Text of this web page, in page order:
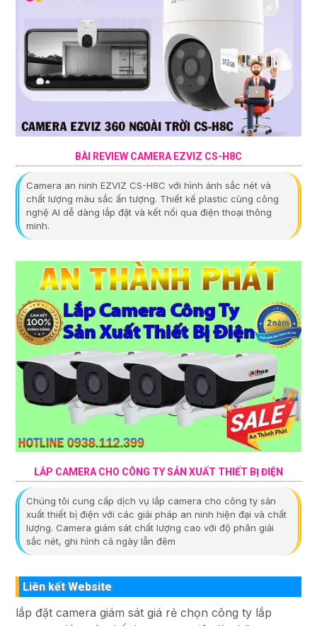
BÀI REVIEW CAMERA EZVIZ CS-H8C
Camera an ninh EZVIZ CS-H8C với hình ảnh sắc nét và
chất lượng màu sắc ấn tượng. Thiết kế plastic cùng công
nghệ AI dễ dàng lắp đặt và kết nối qua điện thoại thông
minh.
LẮP CAMERA CHO CÔNG TY SẢN XUẤT THIẾT BỊ ĐIỆN
Chúng tôi cung cấp dịch vụ lắp camera cho công ty sản
xuất thiết bị điện với các giải pháp an ninh hiện đại và chất
lượng. Camera giám sát chất lượng cao với độ phân giải
sắc nét, ghi hình cả ngày lẫn đêm
Liên kết Website
lắp đặt camera giám sát giá rẻ chọn công ty lắp